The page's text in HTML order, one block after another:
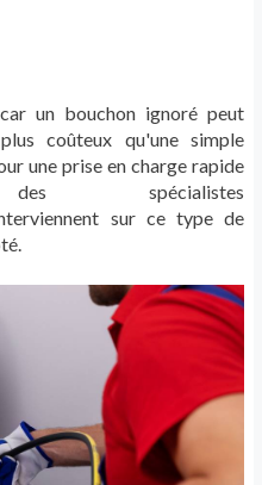
un bouchon ignoré peut
coûteux qu'une simple
une prise en charge rapide
spécialistes
sur ce type de